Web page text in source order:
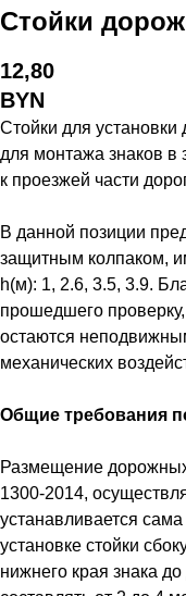
Стойки
12,80
BYN
Стойки для установки
для монтажа знаков
к проезжей части
В данной позиции
защитным колпаком,
h(м): 1, 2.6, 3.5, 3.9.
прошедшего
остаются
механических
Общие требования
Размещение
1300-2014,
устанавливается
установке стойки
нижнего края знака